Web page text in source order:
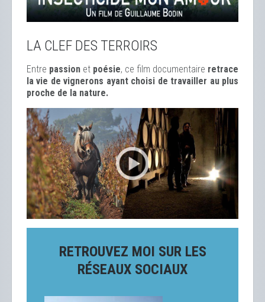
LA CLEF DES TERROIRS
Entre passion et poésie, ce film documentaire retrace
la vie de vignerons ayant choisi de travailler au plus
proche de la nature.
RETROUVEZ MOI SUR LES
RÉSEAUX SOCIAUX